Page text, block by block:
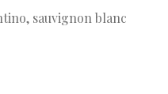
sauvignon blanc